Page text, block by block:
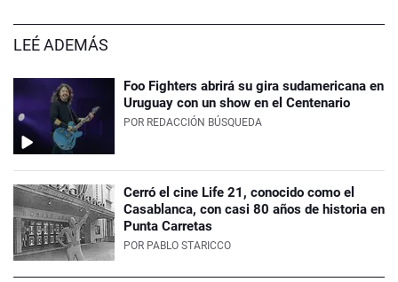
LEÉ ADEMÁS
Foo Fighters abrirá su gira sudamericana en
Uruguay con un show en el Centenario
POR REDACCIÓN BÚSQUEDA
Cerró el cine Life 21, conocido como el
Casablanca, con casi 80 años de historia en
Punta Carretas
POR PABLO STARICCO